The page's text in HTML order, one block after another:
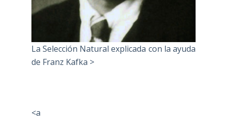
La Selección Natural explicada con la ayuda
de Franz Kafka >
<a